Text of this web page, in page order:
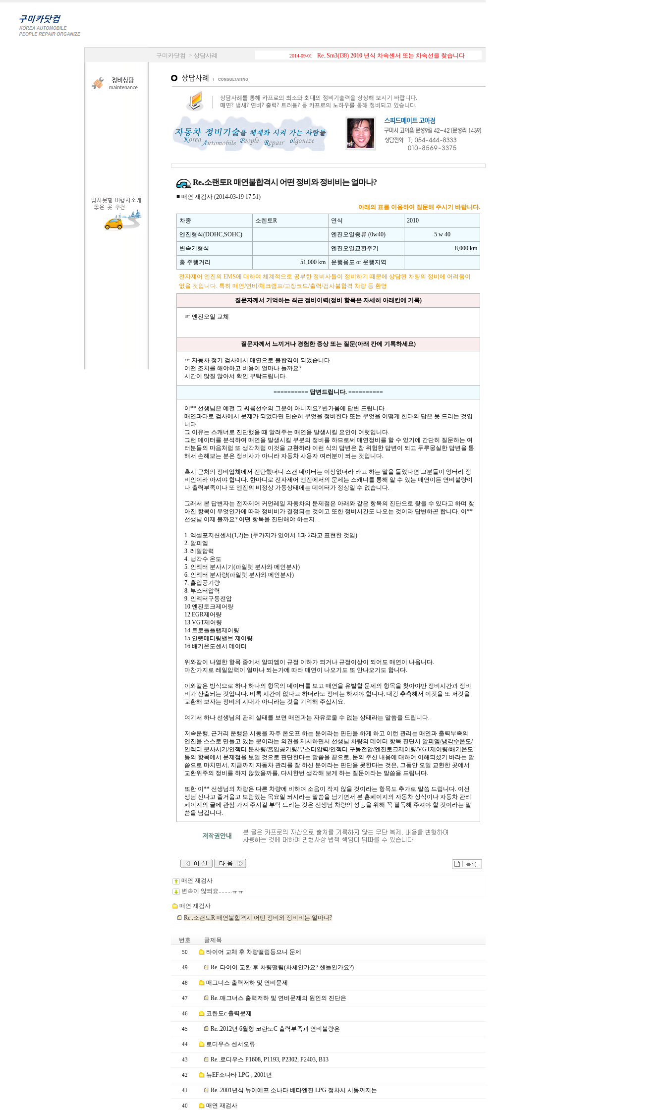
구미카닷컴 > 상담사례 2014-09-01 Re..Sm3(l38) 2010 년식 차속센서 또는 차속선을 찾습니다
Re..소랜토R 매연불합격시 어떤 정비와 정비비는 얼마나?
■ 매연 재검사 (2014-03-19 17:51)
아래의 표를 이용하여 질문해 주시기 바랍니다.
차종
소렌토R 연식
2010
엔진형식(DOHC,SOHC)
엔진오일종류 (0w40)
5 w 40
변속기형식
엔진오일교환주기
8,000 km
총 주행거리
51,000 km 운행용도 or 운행지역
전자제어 엔진의 EMS에 대하여 체계적으로 공부한 정비사들이 정비하기 때문에 상담된 차량의 정비에 어려움이
없을 것입니다. 특히 매연/연비/체크램프/고장코드/출력/검사불합격 차량 등 환영
질문자께서 기억하는 최근 정비이력(정비 항목은 자세히 아래칸에 기록)
☞ 엔진오일 교체
질문자께서 느끼거나 경험한 증상 또는 질문(아래 칸에 기록하세요)
☞ 자동차 정기 검사에서 매연으로 불합격이 되었습니다.
어떤 조치를 해야하고 비용이 얼마나 들까요?
시간이 많질 않아서 확인 부탁드립니다.
========== 답변드립니다. ==========
이** 선생님은 예전 그 씨름선수의 그분이 아니지요? 반가움에 답변 드립니다.
매연과다로 검사에서 문제가 되었다면 단순히 무엇을 정비한다 또는 무엇을 어떻게 한다의 답은 못 드리는 것입
니다.
그 이유는 스캐너로 진단했을 때 알려주는 매연을 발생시킬 요인이 여럿입니다.
그런 데이터를 분석하여 매연을 발생시킬 부분의 정비를 하므로써 매연정비를 할 수 있기에 간단히 질문하는 여
러분들의 마음처럼 또 생각처럼 이것을 교환하라 이런 식의 답변은 참 위험한 답변이 되고 두루뭉실한 답변을 통
해서 손해보는 분은 정비사가 아니라 자동차 사용자 여러분이 되는 것입니다.
혹시 근처의 정비업체에서 진단했더니 스캔 데이터는 이상없더라 라고 하는 말을 들었다면 그분들이 엉터리 정
비인이라 아셔야 합니다. 한마디로 전자제어 엔진에서의 문제는 스캐너를 통해 알 수 있는 매연이든 연비불량이
나 출력부족이나 또 엔진의 비정상 가동상태에는 데이터가 정상일 수 없습니다.
그래서 본 답변자는 전자제어 커먼레일 자동차의 문제점은 아래와 같은 항목의 진단으로 찾을 수 있다고 하며 찾
아진 항목이 무엇인가에 따라 정비비가 결정되는 것이고 또한 정비시간도 나오는 것이라 답변하곤 합니다. 이**
선생님 이제 볼까요? 어떤 항목을 진단해야 하는지....
1. 엑셀포지션센서(1,2)는 (두가지가 있어서 1과 2라고 표현한 것임)
2. 알피엠
3. 레일압력
4. 냉각수 온도
5. 인젝터 분사시기(파일럿 분사와 메인분사)
6. 인젝터 분사량(파일럿 분사와 메인분사)
7. 흡입공기량
8. 부스터압력
9. 인젝터구동전압
10.엔진토크제어량
12.EGR제어량
13.VGT제어량
14.트로틀플랩제어량
15.인렛메터링밸브 제어량
16.배기온도센서 데이터
위와같이 나열한 항목 중에서 알피엠이 규정 이하가 되거나 규정이상이 되어도 매연이 나옵니다.
마찬가지로 레일압력이 얼마나 되는가에 따라 매연이 나오기도 또 안나오기도 합니다.
이와같은 방식으로 하나 하나의 항목의 데이터를 보고 매연을 유발할 문제의 항목을 찾아야만 정비시간과 정비
비가 산출되는 것입니다. 비록 시간이 없다고 하더라도 정비는 하셔야 합니다. 대강 추측해서 이것을 또 저것을
교환해 보자는 정비의 시대가 아니라는 것을 기억해 주십시요.
여기서 하나 선생님의 관리 실태를 보면 매연과는 자유로울 수 없는 상태라는 말씀을 드립니다.
저속운행, 근거리 운행은 시동을 자주 온오프 하는 분이라는 판단을 하게 하고 이런 관리는 매연과 출력부족의
엔진을 스스로 만들고 있는 분이라는 의견을 제시하면서 선생님 차량의 데이터 항목 진단시 알피엠/냉각수온도/
인젝터 분사시기/인젝터 분사량/흡입공기량/부스터압력/인젝터 구동전압/엔진토크제어량/VGT제어량/배기온도
등의 항목에서 문제점을 보일 것으로 판단한다는 말씀을 끝으로, 문의 주신 내용에 대하여 이해되셨기 바라는 말
씀으로 마치면서, 지금까지 자동차 관리를 잘 하신 분이라는 판단을 못한다는 것은, 그동안 오일 교환한 곳에서
교환위주의 정비를 하지 않았을까를, 다시한번 생각해 보게 하는 질문이라는 말씀을 드립니다.
또한 이** 선생님의 차량은 다른 차량에 비하여 소음이 작지 않을 것이라는 항목도 추가로 말씀 드립니다. 이선
생님 신나고 즐거웁고 보람있는 목요일 되시라는 말씀을 남기면서 본 홈페이지의 자동차 상식이나 자동차 관리
페이지의 글에 관심 가져 주시길 부탁 드리는 것은 선생님 차량의 성능을 위해 꼭 필독해 주셔야 할 것이라는 말
씀을 남깁니다.
매연 재검사
변속이 않되요.........ㅠㅠ
매연 재검사
Re..소랜토R 매연불합격시 어떤 정비와 정비비는 얼마나?
번호 글제목
50 타이어 교체 후 차량떨림등으니 문제
49 Re..타이어 교환 후 차량떨림(차체인가요? 핸들인가요?)
48 매그너스 출력저하 및 연비문제
47 Re..매그너스 출력저하 및 연비문제의 원인의 진단은
46 코란도c 출력문제
45 Re..2012년 6월형 코란도C 출력부족과 연비불량은
44 로디우스 센서오류
43 Re..로디우스 P1608, P1193, P2302, P2403, B13
42 뉴EF소나타 LPG , 2001년
41 Re..2001년식 뉴이에프 소나타 베타엔진 LPG 정차시 시동꺼지는
40 매연 재검사